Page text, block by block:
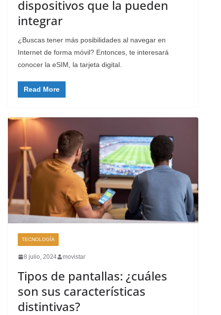
dispositivos que la pueden
integrar
¿Buscas tener más posibilidades al navegar en
Internet de forma móvil? Entonces, te interesará
conocer la eSIM, la tarjeta digital.
Read More
TECNOLOGÍA
8 julio, 2024 movistar
Tipos de pantallas: ¿cuáles
son sus características
distintivas?